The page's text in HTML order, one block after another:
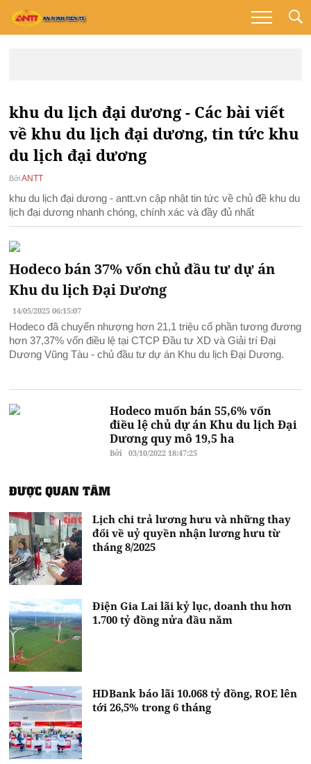
khu du lịch đại dương - Các bài viết
về khu du lịch đại dương, tin tức khu
du lịch đại dương
Bởi ANTT
khu du lịch đại dương - antt.vn cập nhật tin tức về chủ đề khu du
lịch đại dương nhanh chóng, chính xác và đầy đủ nhất
Hodeco bán 37% vốn chủ đầu tư dự án
Khu du lịch Đại Dương
14/05/2025 06:15:07
Hodeco đã chuyển nhượng hơn 21,1 triệu cổ phần tương đương
hơn 37,37% vốn điều lệ tại CTCP Đầu tư XD và Giải trí Đại
Dương Vũng Tàu - chủ đầu tư dự án Khu du lịch Đại Dương.
Hodeco muốn bán 55,6% vốn
điều lệ chủ dự án Khu du lịch Đại
Dương quy mô 19,5 ha
Bởi 03/10/2022 18:47:25
ĐƯỢC QUAN TÂM
Lịch chi trả lương hưu và những thay
đổi về uỷ quyền nhận lương hưu từ
tháng 8/2025
Điện Gia Lai lãi kỷ lục, doanh thu hơn
1.700 tỷ đồng nửa đầu năm
HDBank báo lãi 10.068 tỷ đồng, ROE lên
tới 26,5% trong 6 tháng